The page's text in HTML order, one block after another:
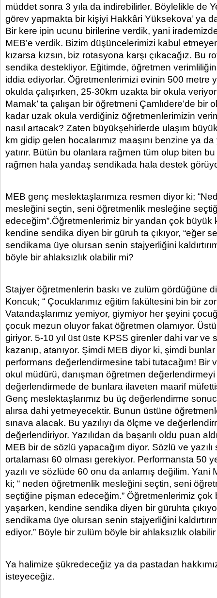
müddet sonra 3 yıla da indirebilirler. Böylelikle de
görev yapmakta bir kişiyi Hakkâri Yüksekova’ ya
Bir kere ipin ucunu birilerine verdik, yani
MEB’e verdik. Bizim düşüncelerimizi kabul
kızarsa kızsın, biz rotasyona karşı çıkacağız. Bu
sendika destekliyor. Eğitimde, öğretmen verimliliğini
iddia ediyorlar. Öğretmenlerimizi evinin 500 metre
okulda çalışırken, 25-30km uzakta bir okula
Mamak’ ta çalışan bir öğretmeni Çamlıdere’de bir
kadar uzak okula verdiğiniz öğretmenlerimizin
nasıl artacak? Zaten büyükşehirlerde ulaşım
km gidip gelen hocalarımız maaşını benzine ya
yatırır. Bütün bu olanlara rağmen tüm olup biten
rağmen hala yandaş sendikada hala destek
MEB genç meslektaşlarımıza resmen diyor ki;
mesleğini seçtin, seni öğretmenlik mesleğine
edeceğim”.Öğretmenlerimiz bir yandan çok büyük
kendine sendika diyen bir güruh ta çıkıyor, “eğer
sendikama üye olursan senin stajyerliğini
böyle bir ahlaksızlık olabilir mi?
Stajyer öğretmenlerin baskı ve zulüm gördüğüne
Koncuk; “ Çocuklarımız eğitim fakültesini bin bir
Vatandaşlarımız yemiyor, giymiyor her şeyini
çocuk mezun oluyor fakat öğretmen olamıyor.
giriyor. 5-10 yıl üst üste KPSS girenler dahi var ve
kazanıp, atanıyor. Şimdi MEB diyor ki, şimdi
performans değerlendirmesine tabi tutacağım! Bir
okul müdürü, danışman öğretmen
değerlendirmede de bunlara ilaveten maarif
Genç meslektaşlarımız bu üç değerlendirme
alırsa dahi yetmeyecektir. Bunun üstüne
sınava alacak. Bu yazılıyı da ölçme ve
değerlendiriyor. Yazılıdan da başarılı oldu puan
MEB bir de sözlü yapacağım diyor. Sözlü ve yazılı
ortalaması 60 olması gerekiyor. Performansta 50
yazılı ve sözlüde 60 onu da anlamış değilim. Yani
ki; “ neden öğretmenlik mesleğini seçtin, seni
seçtiğine pişman edeceğim.” Öğretmenlerimiz çok
yaşarken, kendine sendika diyen bir güruhta
sendikama üye olursan senin stajyerliğini
ediyor.” Böyle bir zulüm böyle bir ahlaksızlık
Ya halimize şükredeceğiz ya da pastadan
isteyeceğiz.